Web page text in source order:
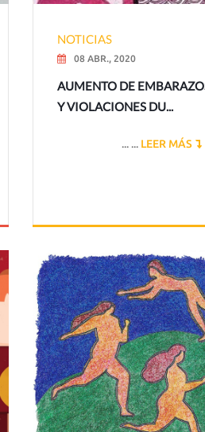
NOTICIAS
08 ABR., 2020
AUMENTO DE
Y VIOLACIONES DU...
LEER MÁS